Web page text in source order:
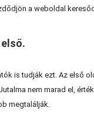
a weboldal
is tudják ezt. Az első
nem marad el,
megtalálják.